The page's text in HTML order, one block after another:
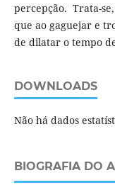
percepção. Trata-
que ao gaguejar e
de dilatar o tempo
DOWNLOADS
Não há dados
BIOGRAFIA DO